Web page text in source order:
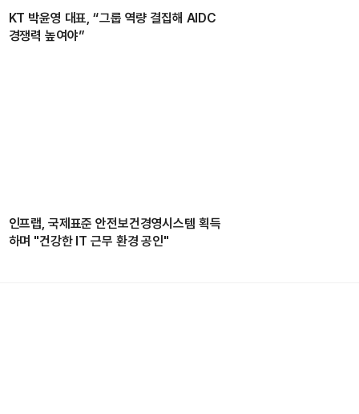
KT 박윤영 대표, “그룹 역량 결집해 AIDC
경쟁력 높여야”
인프랩, 국제표준 안전보건경영시스템 획득
하며 "건강한 IT 근무 환경 공인"